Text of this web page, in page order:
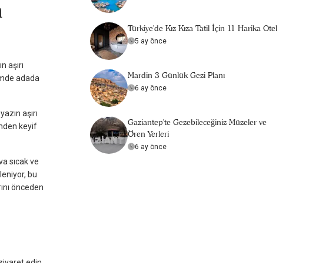
aşırı
adada
aşırı
keyif
sıcak ve
bu
önceden
Türkiye’de Kız Kıza Tatil İçin 11 Harika Otel
5 ay önce
Mardin 3 Günlük Gezi Planı
6 ay önce
Gaziantep'te Gezebileceğiniz Müzeler ve
Ören Yerleri
6 ay önce